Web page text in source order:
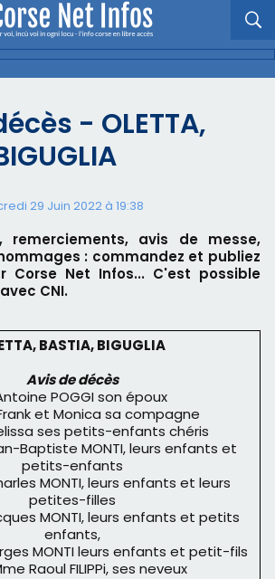
- OLETTA,
29 Juin 2022 à 19:38
remerciements, avis de messe,
: commandez et publiez
Corse Net Infos... C'est possible
CNI.
BASTIA, BIGUGLIA
Avis de décès
POGGI son époux
et Monica sa compagne
ses petits-enfants chéris
Baptiste MONTI, leurs enfants et
petits-enfants
MONTI, leurs enfants et leurs
petites-filles
MONTI, leurs enfants et petits
enfants,
MONTI leurs enfants et petit-fils
Raoul FILIPPi, ses neveux